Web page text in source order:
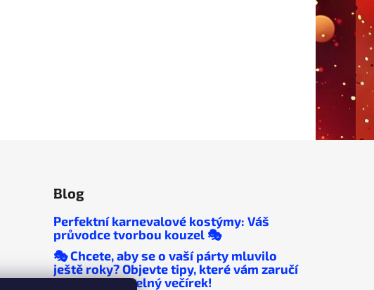
Blog
Perfektní karnevalové kostýmy: Váš
průvodce tvorbou kouzel 🎭
🎭 Chcete, aby se o vaší párty mluvilo
ještě roky? Objevte tipy, které vám zaručí
nezapomenutelný večírek!